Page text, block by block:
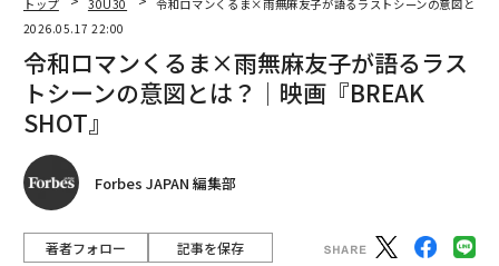
トップ 30U30
令和ロマンくるま×雨無麻友子が語るラストシーンの意図とは
2026.05.17 22:00
令和ロマンくるま×雨無麻友子が語るラス
トシーンの意図とは？│映画『BREAK
SHOT』
Forbes JAPAN 編集部
著者フォロー 記事を保存